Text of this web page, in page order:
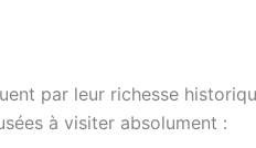
par leur richesse
à visiter absolument :